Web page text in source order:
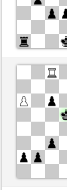
Wit
Speelduur: 5
Partij telt mee voor